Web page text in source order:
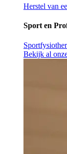
Herstel van
Sport en
Bekijk al